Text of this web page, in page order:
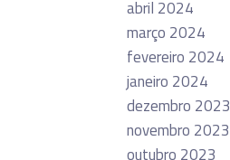
abril 2024
março 2024
fevereiro 2024
janeiro 2024
dezembro 2023
novembro 2023
outubro 2023